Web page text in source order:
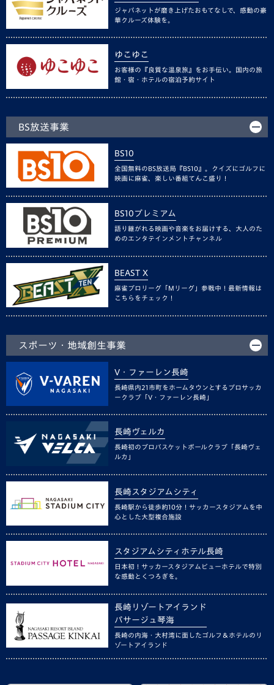
ジャパネットが磨き上げたおもてなしで、感動の豪
華クルーズ体験を。
ゆこゆこ
お客様の『良質な温泉旅』をお手伝い。国内の旅
館・宿・ホテルの宿泊予約サイト
BS放送事業
BS10
全国無料のBS放送局『BS10』。クイズにゴルフに
映画に麻雀、楽しい番組てんこ盛り！
BS10プレミアム
語り継がれる映画や音楽をお届けする、大人のた
めのエンタテインメントチャンネル
BEAST X
麻雀プロリーグ「Mリーグ」参戦中！最新情報は
こちらをチェック！
スポーツ・地域創生事業
V・ファーレン長崎
長崎県内21市町をホームタウンとするプロサッカ
ークラブ「V・ファーレン長崎」
長崎ヴェルカ
長崎初のプロバスケットボールクラブ「長崎ヴェ
ルカ」
長崎スタジアムシティ
長崎駅から徒歩約10分！サッカースタジアムを中
心とした大型複合施設
スタジアムシティホテル長崎
日本初！サッカースタジアムビューホテルで特別
な感動とくつろぎを。
長崎リゾートアイランド
パサージュ琴海
長崎の内海・大村湾に面したゴルフ＆ホテルのリ
ゾートアイランド